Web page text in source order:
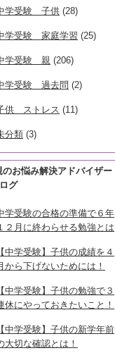
学受験 子供 (28)
学受験 家庭学習 (25)
学受験 親 (206)
学受験 過去問 (2)
供 ストレス (11)
分類 (3)
のお悩み解決アドバイザー
グ
学受験の合格の準備で６年
２月に終わらせる勉強とは
【中学受験】子供の成績を４
から下げないためには！
【中学受験】子供の勉強で３
休にやっておきたいこと！
【中学受験】子供の新学年前
大切な確認とは！